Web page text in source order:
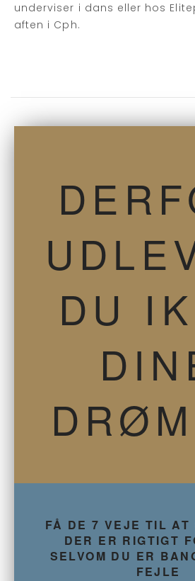
underviser i dans eller hos
aften i Cph.
DU
FÅ DE 7 VEJE TIL AT
DER ER RIGTIGT
SELVOM DU ER
FEJLE